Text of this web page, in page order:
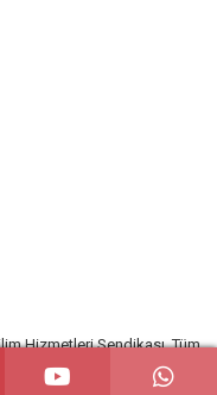
Hizmetleri Sendikası. Tüm
OZSOFT®